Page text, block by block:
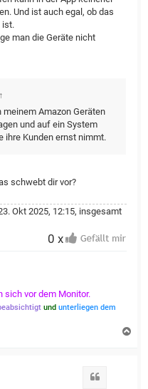
Und ist auch egal, ob das
ist.
man die Geräte nicht
↑
Amazon Geräten
und auf ein System
ihre Kunden ernst nimmt.
schwebt dir vor?
Okt 2025, 12:15, insgesamt
0 x
sich vor dem Monitor.
und unterliegen dem